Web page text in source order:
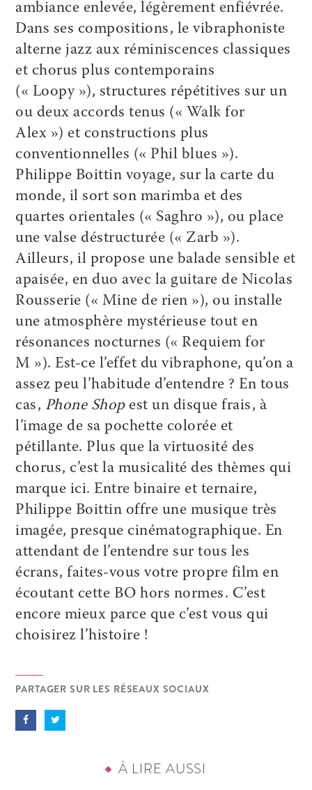
ambiance enlevée, légèrement enfiévrée.
Dans ses compositions, le vibraphoniste
alterne jazz aux réminiscences classiques
et chorus plus contemporains
(« Loopy »), structures répétitives sur un
ou deux accords tenus (« Walk for
Alex ») et constructions plus
conventionnelles (« Phil blues »).
Philippe Boittin voyage, sur la carte du
monde, il sort son marimba et des
quartes orientales (« Saghro »), ou place
une valse déstructurée (« Zarb »).
Ailleurs, il propose une balade sensible et
apaisée, en duo avec la guitare de Nicolas
Rousserie (« Mine de rien »), ou installe
une atmosphère mystérieuse tout en
résonances nocturnes (« Requiem for
M »). Est-ce l’effet du vibraphone, qu’on a
assez peu l’habitude d’entendre ? En tous
cas, Phone Shopest un disque frais, à
l’image de sa pochette colorée et
pétillante. Plus que la virtuosité des
chorus, c’est la musicalité des thèmes qui
marque ici. Entre binaire et ternaire,
Philippe Boittin offre une musique très
imagée, presque cinématographique. En
attendant de l’entendre sur tous les
écrans, faites-vous votre propre film en
écoutant cette BO hors normes. C’est
encore mieux parce que c’est vous qui
choisirez l’histoire !
PARTAGER SUR LES RÉSEAUX SOCIAUX
À LIRE AUSSI